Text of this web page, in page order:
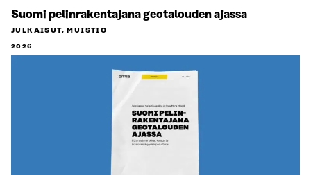
Suomi pelinrakentajana geotalouden ajassa
JULKAISUT, MUISTIO
2026